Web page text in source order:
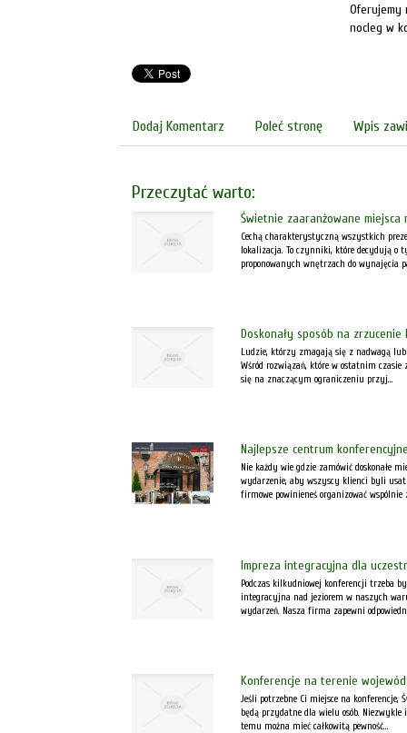
Oferujemy
nocleg w
Dodaj Komentarz Poleć stronę Wpis
Przeczytać warto:
Świetnie zaaranżowane miejsca
Cechą charakterystyczną wszystkich
lokalizacja. To czynniki, które decydują o
proponowanych wnętrzach do wynajęcia
Doskonały sposób na zrzucenie
Ludzie, którzy zmagają się z nadwagą lub
Wśród rozwiązań, które w ostatnim czasie
się na znaczącym ograniczeniu przyj...
Najlepsze centrum
Nie każdy wie gdzie zamówić doskonałe
wydarzenie, aby wszyscy klienci byli
firmowe powinieneś organizować wspólnie
Impreza integracyjna dla
Podczas kilkudniowej konferencji trzeba
integracyjna nad jeziorem w naszych
wydarzeń. Nasza firma zapewni
Konferencje na terenie
Jeśli potrzebne Ci miejsce na konferencje,
będą przydatne dla wielu osób.
temu można mieć całkowitą pewność...